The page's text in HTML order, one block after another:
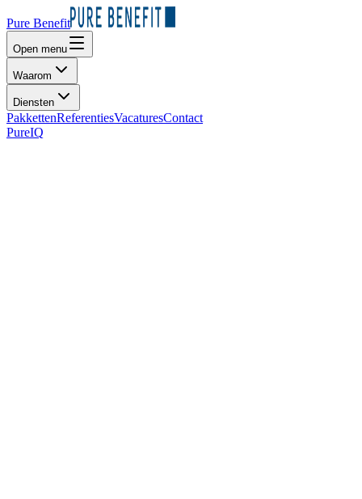
Pure Benefit
Open menu
Waarom
Diensten
PakkettenReferentiesVacaturesContact
PureIQ